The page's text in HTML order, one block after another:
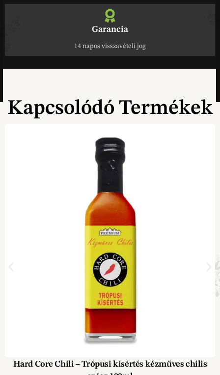
Garancia
14 napos visszavételi jog
Kapcsolódó Termékek
Hard Core Chili – Trópusi kísértés kézműves chilis